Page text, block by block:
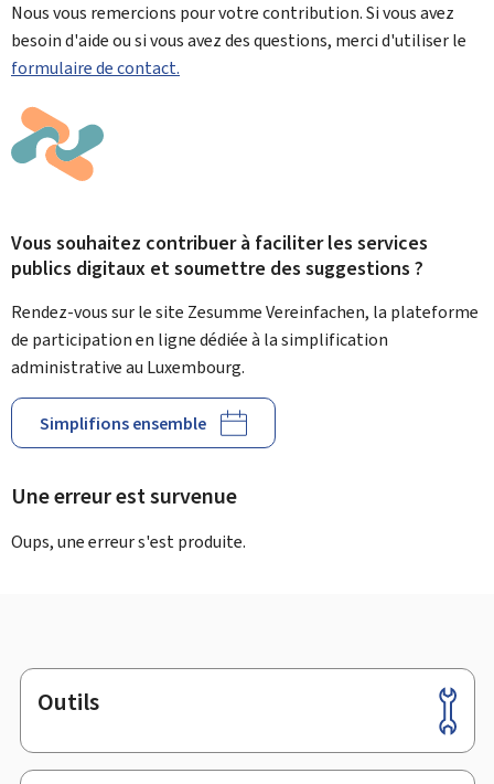
Nous vous remercions pour votre contribution. Si vous avez
besoin d'aide ou si vous avez des questions, merci d'utiliser le
formulaire de contact.
Vous souhaitez contribuer à faciliter les services
publics digitaux et soumettre des suggestions ?
Rendez-vous sur le site Zesumme Vereinfachen, la plateforme
de participation en ligne dédiée à la simplification
administrative au Luxembourg.
Simplifions ensemble
Une erreur est survenue
Oups, une erreur s'est produite.
Pied
de
page
Outils